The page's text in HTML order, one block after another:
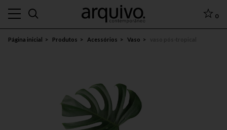
0
Página inicial Produtos Acessórios Vaso